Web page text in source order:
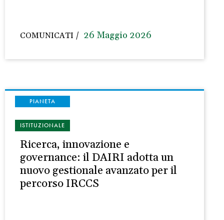
COMUNICATI 26 Maggio 2026
PIANETA
ISTITUZIONALE
Ricerca, innovazione e
governance: il DAIRI adotta un
nuovo gestionale avanzato per il
percorso IRCCS